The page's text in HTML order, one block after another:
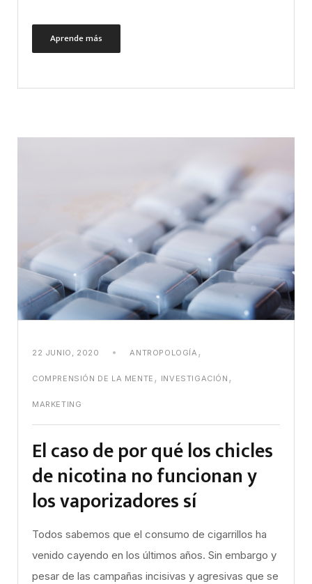
Aprende más
22 JUNIO, 2020 ANTROPOLOGÍA ,
COMPRENSIÓN DE LA MENTE , INVESTIGACIÓN ,
MARKETING
El caso de por qué los chicles
de nicotina no funcionan y
los vaporizadores sí
Todos sabemos que el consumo de cigarrillos ha
venido cayendo en los últimos años. Sin embargo y
pesar de las campañas incisivas y agresivas que se